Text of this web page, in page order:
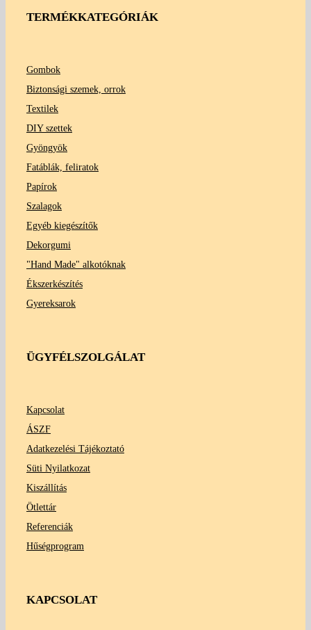
TERMÉKKATEGÓRIÁK
Gombok
Biztonsági szemek, orrok
Textilek
DIY szettek
Gyöngyök
Fatáblák, feliratok
Papírok
Szalagok
Egyéb kiegészítők
Dekorgumi
"Hand Made" alkotóknak
Ékszerkészítés
Gyereksarok
ÜGYFÉLSZOLGÁLAT
Kapcsolat
ÁSZF
Adatkezelési Tájékoztató
Süti Nyilatkozat
Kiszállítás
Ötlettár
Referenciák
Hűségprogram
KAPCSOLAT